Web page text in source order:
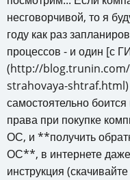
несговорчивой, то я
году как раз
процессов - и один [с
(http://
strahovaya-shtraf.html)
самостоятельно боится
права при покупке
ОС, и **получить
ОС**, в интернете
инструкция